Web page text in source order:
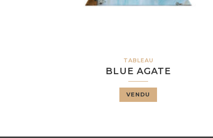
TABLEAU
BLUE AGATE
VENDU